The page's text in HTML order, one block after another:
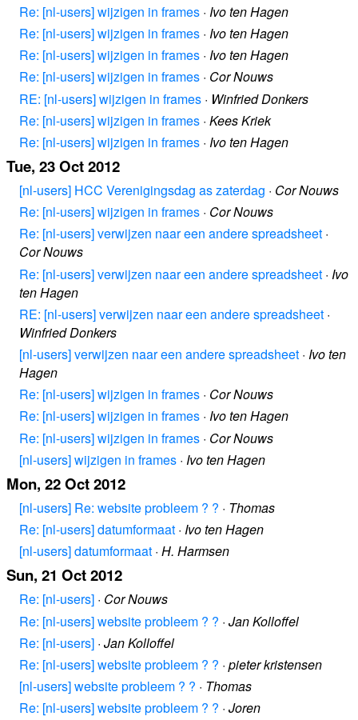
Re: [nl-users] wijzigen in frames · Ivo ten Hagen
Re: [nl-users] wijzigen in frames · Ivo ten Hagen
Re: [nl-users] wijzigen in frames · Ivo ten Hagen
Re: [nl-users] wijzigen in frames · Cor Nouws
RE: [nl-users] wijzigen in frames · Winfried Donkers
Re: [nl-users] wijzigen in frames · Kees Kriek
Re: [nl-users] wijzigen in frames · Ivo ten Hagen
Tue, 23 Oct 2012
[nl-users] HCC Verenigingsdag as zaterdag · Cor Nouws
Re: [nl-users] wijzigen in frames · Cor Nouws
Re: [nl-users] verwijzen naar een andere spreadsheet ·
Cor Nouws
Re: [nl-users] verwijzen naar een andere spreadsheet · Ivo
ten Hagen
RE: [nl-users] verwijzen naar een andere spreadsheet ·
Winfried Donkers
[nl-users] verwijzen naar een andere spreadsheet · Ivo ten
Hagen
Re: [nl-users] wijzigen in frames · Cor Nouws
Re: [nl-users] wijzigen in frames · Ivo ten Hagen
Re: [nl-users] wijzigen in frames · Cor Nouws
[nl-users] wijzigen in frames · Ivo ten Hagen
Mon, 22 Oct 2012
[nl-users] Re: website probleem ? ? · Thomas
Re: [nl-users] datumformaat · Ivo ten Hagen
[nl-users] datumformaat · H. Harmsen
Sun, 21 Oct 2012
Re: [nl-users] · Cor Nouws
Re: [nl-users] website probleem ? ? · Jan Kolloffel
Re: [nl-users] · Jan Kolloffel
Re: [nl-users] website probleem ? ? · pieter kristensen
[nl-users] website probleem ? ? · Thomas
Re: [nl-users] website probleem ? ? · Joren